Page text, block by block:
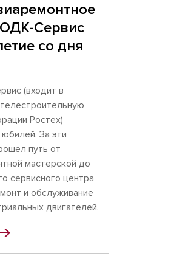
Сервис
со дня
(входит в
Ростех)
За эти
путь от
мастерской до
сервисного центра,
и обслуживание
двигателей.